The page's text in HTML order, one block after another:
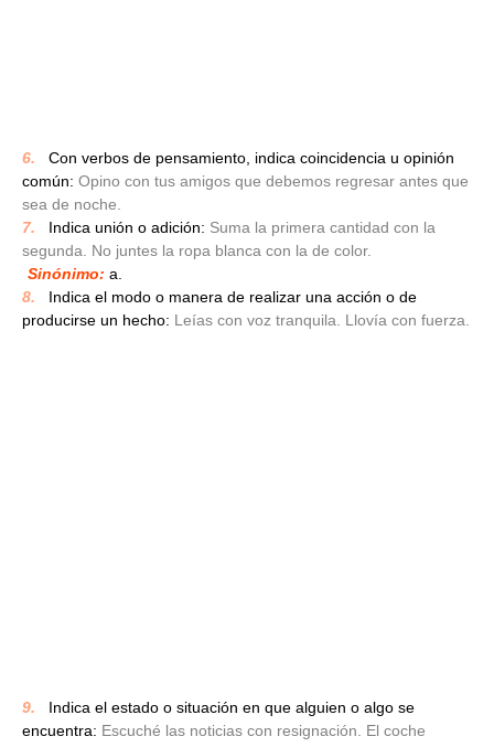
6.
Con verbos de pensamiento, indica coincidencia u opinión
común: Opino con tus amigos que debemos regresar antes que
sea de noche.
7.
Indica unión o adición: Suma la primera cantidad con la
segunda. No juntes la ropa blanca con la de color.
Sinónimo: a.
8.
Indica el modo o manera de realizar una acción o de
producirse un hecho: Leías con voz tranquila. Llovía con fuerza.
9.
Indica el estado o situación en que alguien o algo se
encuentra: Escuché las noticias con resignación. El coche